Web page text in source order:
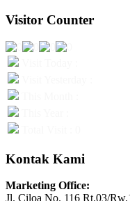
Visitor Counter
Kontak Kami
Marketing Office:
Jl. Ciloa No. 116 Rt.03/